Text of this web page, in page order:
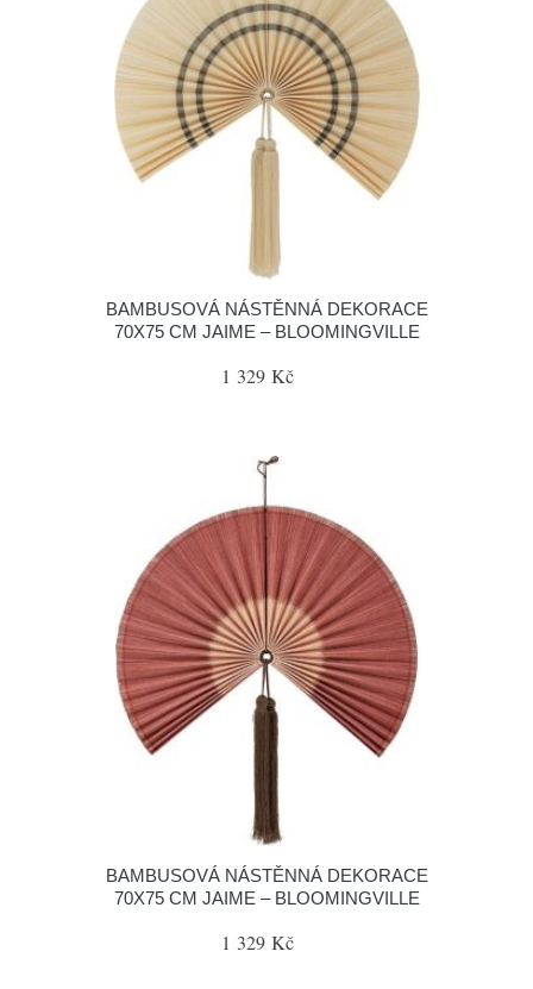
BAMBUSOVÁ NÁSTĚNNÁ DEKORACE
70X75 CM JAIME – BLOOMINGVILLE
1 329 Kč
BAMBUSOVÁ NÁSTĚNNÁ DEKORACE
70X75 CM JAIME – BLOOMINGVILLE
1 329 Kč